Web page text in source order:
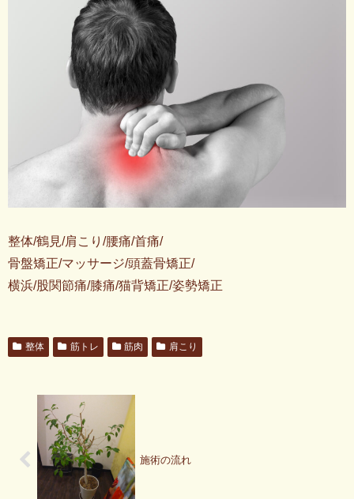
整体/鶴見/肩こり/腰痛/首痛/
骨盤矯正/マッサージ/頭蓋骨矯正/
横浜/股関節痛/膝痛/猫背矯正/姿勢矯正
整体 筋トレ 筋肉 肩こり
施術の流れ